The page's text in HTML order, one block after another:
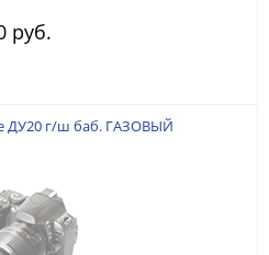
руб.
ДУ20 г/ш баб. ГАЗОВЫЙ